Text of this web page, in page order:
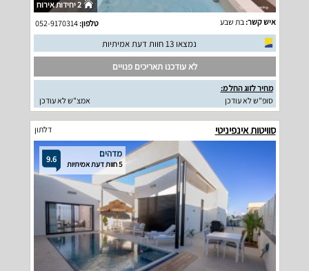
2 יחידות אירוח
איש קשר: בת שבע טלפון:052-9170314
נמצאו 13 חוות דעת אמיתיות
לא עודכנו תאריכים פנויים
מחיר לזוג החל מ:
סופ"ש לא עודכן
אמצ"ש לא עודכן
סוויטות אינפיניטי דלתון
9.6 מדהים
5 חוות דעת אמיתיות